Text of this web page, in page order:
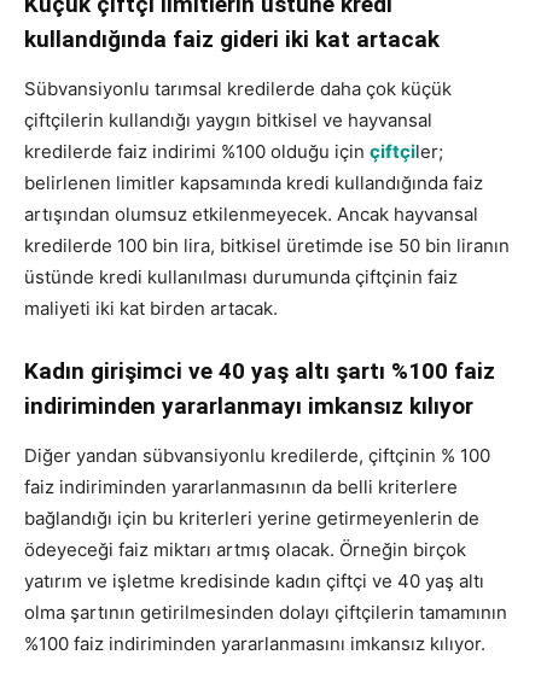
kullandığında faiz gideri iki kat artacak
Sübvansiyonlu tarımsal kredilerde daha çok küçük
çiftçilerin kullandığı yaygın bitkisel ve hayvansal
kredilerde faiz indirimi %100 olduğu için çiftçiler;
belirlenen limitler kapsamında kredi kullandığında faiz
artışından olumsuz etkilenmeyecek. Ancak hayvansal
kredilerde 100 bin lira, bitkisel üretimde ise 50 bin liranın
üstünde kredi kullanılması durumunda çiftçinin faiz
maliyeti iki kat birden artacak.
Kadın girişimci ve 40 yaş altı şartı %100 faiz
indiriminden yararlanmayı imkansız kılıyor
Diğer yandan sübvansiyonlu kredilerde, çiftçinin % 100
faiz indiriminden yararlanmasının da belli kriterlere
bağlandığı için bu kriterleri yerine getirmeyenlerin de
ödeyeceği faiz miktarı artmış olacak. Örneğin birçok
yatırım ve işletme kredisinde kadın çiftçi ve 40 yaş altı
olma şartının getirilmesinden dolayı çiftçilerin tamamının
%100 faiz indiriminden yararlanmasını imkansız kılıyor.